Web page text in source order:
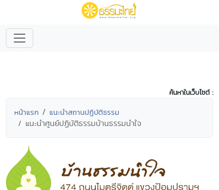
ค้นหาในเว็บไซต์ :
หน้าแรก แนะนำสถานปฏิบัติธรรม
แนะนำศูนย์ปฏิบัติธรรมบ้านธรรมนำใจ